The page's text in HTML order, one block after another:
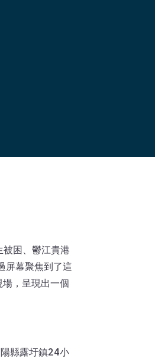
困、鬱江貴港
屏幕聚焦到了這
，呈現出一個
縣露圩鎮24小